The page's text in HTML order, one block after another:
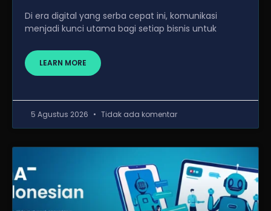
Di era digital yang serba cepat ini, komunikasi
menjadi kunci utama bagi setiap bisnis untuk
LEARN MORE
5 Agustus 2026 Tidak ada komentar